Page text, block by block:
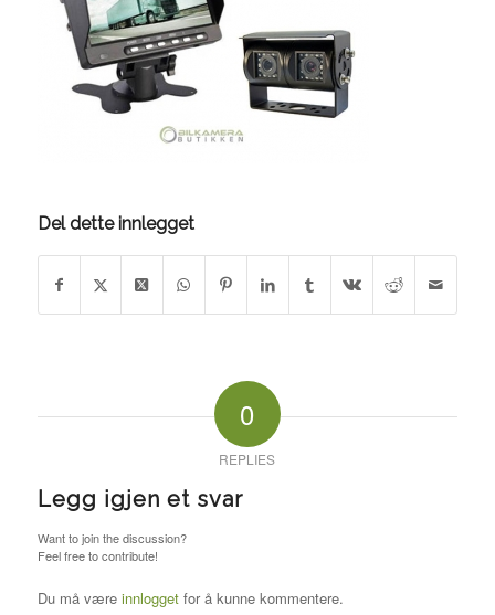
Del dette innlegget
0
REPLIES
Legg igjen et svar
Want to join the discussion?
Feel free to contribute!
Du må være innloggetfor å kunne kommentere.